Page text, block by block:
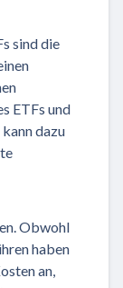
sind die
ETFs und
dazu
Obwohl
haben
an,